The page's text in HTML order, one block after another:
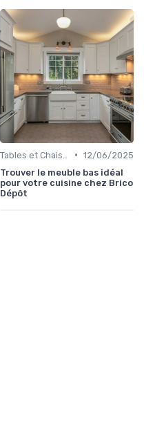
• 12/06/2025
Trouver le meuble bas idéal
pour votre cuisine chez Brico
Dépôt